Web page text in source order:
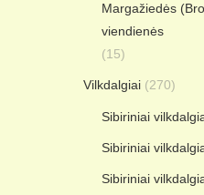
Margažiedės
viendienės
(15)
Vilkdalgiai (270)
Sibiriniai
Sibiriniai
Sibiriniai